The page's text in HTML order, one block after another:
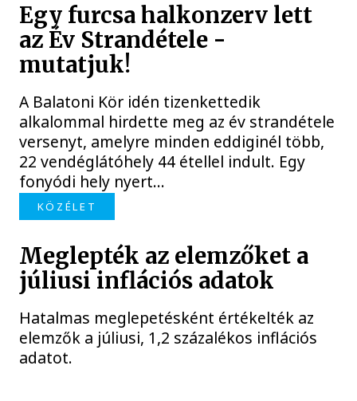
Egy furcsa halkonzerv lett
az Év Strandétele -
mutatjuk!
A Balatoni Kör idén tizenkettedik
alkalommal hirdette meg az év strandétele
versenyt, amelyre minden eddiginél több,
22 vendéglátóhely 44 étellel indult. Egy
fonyódi hely nyert...
KÖZÉLET
Meglepték az elemzőket a
júliusi inflációs adatok
Hatalmas meglepetésként értékelték az
elemzők a júliusi, 1,2 százalékos inflációs
adatot.